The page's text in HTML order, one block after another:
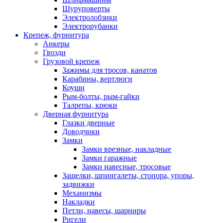
Шуруповерты
Электролобзики
Электрорубанки
Крепеж, фурнитура
Анкеры
Гвозди
Грузовой крепеж
Зажимы для тросов, канатов
Карабины, вертлюги
Коуши
Рым-болты, рым-гайки
Талрепы, крюки
Дверная фурнитура
Глазки дверные
Доводчики
Замки
Замки врезные, накладные
Замки гаражные
Замки навесные, тросовые
Защелки, шпингалеты, стопора, упоры,
задвижки
Механизмы
Накладки
Петли, навесы, шарниры
Ригели